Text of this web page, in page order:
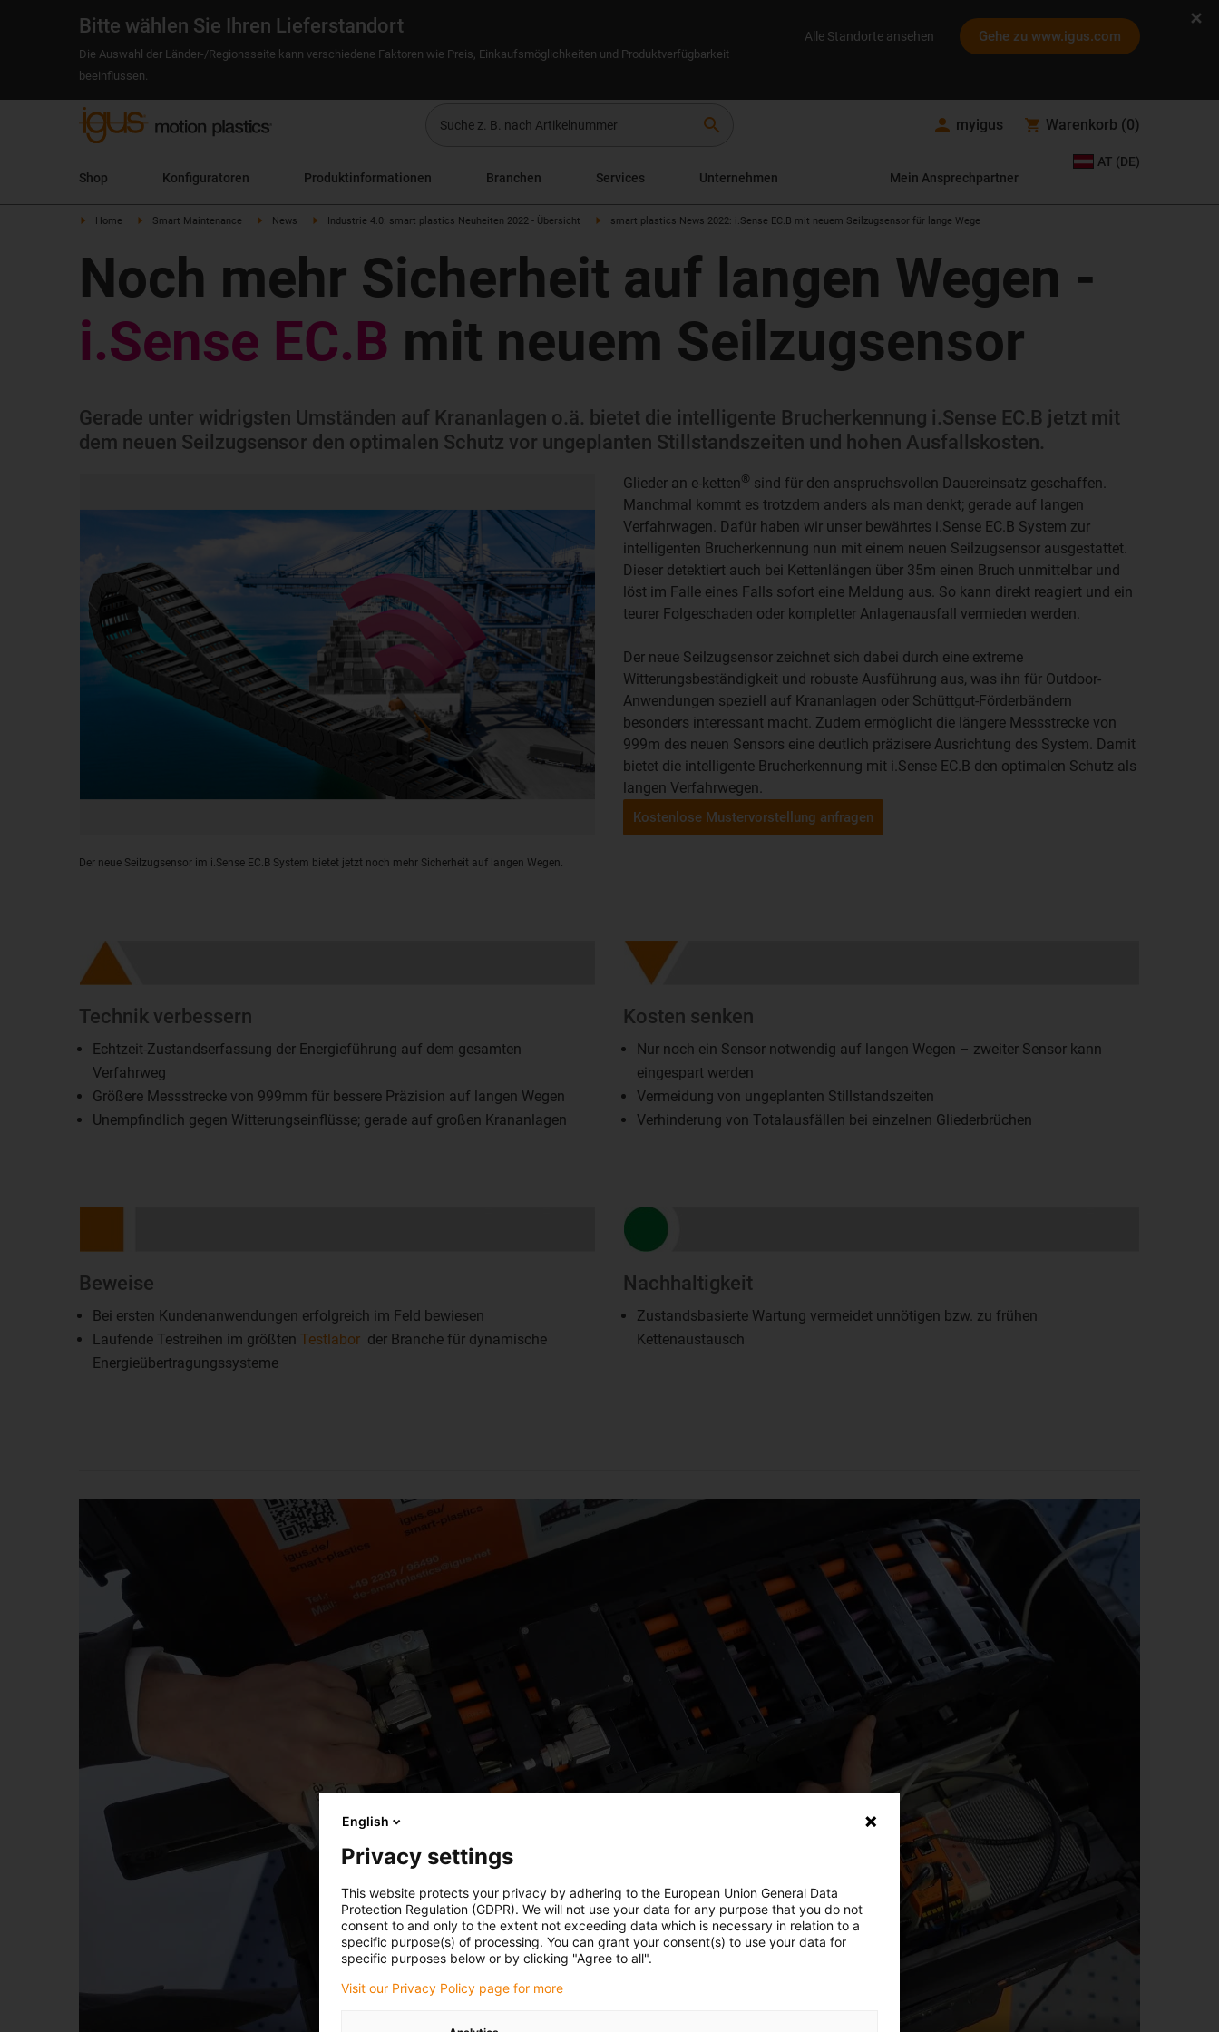
Bitte wählen Sie Ihren Lieferstandort
Die Auswahl der Länder-/Regionsseite kann verschiedene Faktoren wie Preis, Einkaufsmöglichkeiten und Produktverfügbarkeit
beeinflussen.
Alle Standorte ansehen Gehe zu www.igus.com
search myigus Warenkorb (0)
Shop Konfiguratoren Produktinformationen Branchen Services Unternehmen Mein Ansprechpartner
AT (DE)
Home Smart Maintenance News Industrie 4.0: smart plastics Neuheiten 2022 - Übersicht smart plastics News 2022: i.Sense EC.B mit neuem Seilzugsensor für lange Wege
Noch mehr Sicherheit auf langen Wegen -
i.Sense EC.B mit neuem Seilzugsensor
Gerade unter widrigsten Umständen auf Krananlagen o.ä. bietet die intelligente Brucherkennung i.Sense EC.B jetzt mit
dem neuen Seilzugsensor den optimalen Schutz vor ungeplanten Stillstandszeiten und hohen Ausfallskosten.
Der neue Seilzugsensor im i.Sense EC.B System bietet jetzt noch mehr Sicherheit auf langen Wegen.
Glieder an e-ketten® sind für den anspruchsvollen Dauereinsatz geschaffen.
Manchmal kommt es trotzdem anders als man denkt; gerade auf langen
Verfahrwagen. Dafür haben wir unser bewährtes i.Sense EC.B System zur
intelligenten Brucherkennung nun mit einem neuen Seilzugsensor ausgestattet.
Dieser detektiert auch bei Kettenlängen über 35m einen Bruch unmittelbar und
löst im Falle eines Falls sofort eine Meldung aus. So kann direkt reagiert und ein
teurer Folgeschaden oder kompletter Anlagenausfall vermieden werden.
Der neue Seilzugsensor zeichnet sich dabei durch eine extreme
Witterungsbeständigkeit und robuste Ausführung aus, was ihn für Outdoor-
Anwendungen speziell auf Krananlagen oder Schüttgut-Förderbändern
besonders interessant macht. Zudem ermöglicht die längere Messstrecke von
999m des neuen Sensors eine deutlich präzisere Ausrichtung des System. Damit
bietet die intelligente Brucherkennung mit i.Sense EC.B den optimalen Schutz als
langen Verfahrwegen.
Kostenlose Mustervorstellung anfragen
Technik verbessern
Echtzeit-Zustandserfassung der Energieführung auf dem gesamten
Verfahrweg
Größere Messstrecke von 999mm für bessere Präzision auf langen Wegen
Unempfindlich gegen Witterungseinflüsse; gerade auf großen Krananlagen
Kosten senken
Nur noch ein Sensor notwendig auf langen Wegen – zweiter Sensor kann
eingespart werden
Vermeidung von ungeplanten Stillstandszeiten
Verhinderung von Totalausfällen bei einzelnen Gliederbrüchen
Beweise
Bei ersten Kundenanwendungen erfolgreich im Feld bewiesen
Laufende Testreihen im größten Testlabor der Branche für dynamische
Energieübertragungssysteme
Nachhaltigkeit
Zustandsbasierte Wartung vermeidet unnötigen bzw. zu frühen
Kettenaustausch
English
Privacy settings
This website protects your privacy by adhering to the European Union General Data
Protection Regulation (GDPR). We will not use your data for any purpose that you do not
consent to and only to the extent not exceeding data which is necessary in relation to a
specific purpose(s) of processing. You can grant your consent(s) to use your data for
specific purposes below or by clicking "Agree to all".
Visit our Privacy Policy page for more